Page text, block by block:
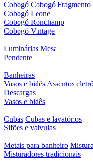
Cobogó Cobogó Fragmento
Cobogó Leone
Cobogó Ronchamp
Cobogó Vintage
Luminárias Mesa
Pendente
Banheiras
Vasos e bidês Assentos
Descargas
Vasos e bidês
Cubas Cubas e lavatórios
Sifões e válvulas
Metais para banheiro
Misturadores tradicionais